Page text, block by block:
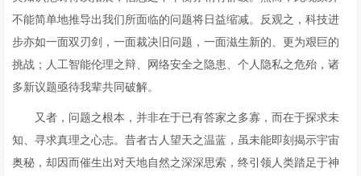
不能简单地推导出我们所面临的问题将日益缩减。反观之，科技进
步亦如一面双刃剑，一面裁决旧问题，一面滋生新的、更为艰巨的
挑战；人工智能伦理之辩、网络安全之隐患、个人隐私之危殆，诸
多新议题亟待我辈共同破解。
又者，问题之根本，并非在于已有答家之多寡，而在于探求未
知、寻求真理之心志。昔者古人望天之温蓝，虽未能即刻揭示宇宙
奥秘，却因而催生出对天地自然之深深思索，终引领人类踏足于神